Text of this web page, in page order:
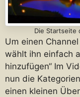
Die Startseite
Um einen
wählt ihn einfach
hinzufügen“ Im
nun die
einen kleinen